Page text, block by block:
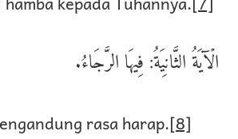
الۡآيَةُ الثَّانِيَةُ: فِيهَا الرَّجَاءُ.
rasa harap.[8]